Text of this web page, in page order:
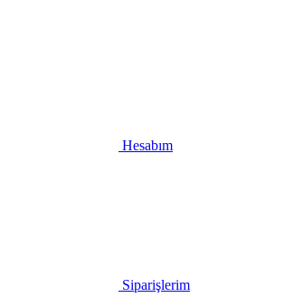
Hesabım
Siparişlerim